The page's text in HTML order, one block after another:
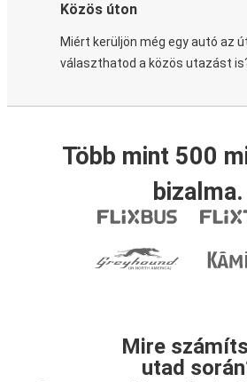
Közös úton
Miért kerüljön még egy autó az
választhatod a közös utazást
Több mint 500
bizalma.
Mire
utad